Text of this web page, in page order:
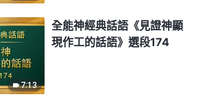
7:13
全能神經典話語《見證神顯
現作工的話語》選段174